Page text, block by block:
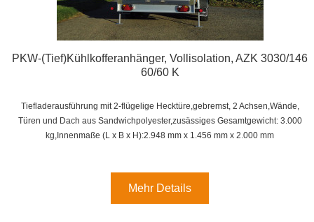
PKW-(Tief)Kühlkofferanhänger, Vollisolation, AZK 3030/146
60/60 K
Tiefladerausführung mit 2-flügelige Hecktüre,gebremst, 2 Achsen, Wände,
Türen und Dach aus Sandwichpolyester,zusässiges Gesamtgewicht: 3.000
kg, Innenmaße (L x B x H):2.948 mm x 1.456 mm x 2.000 mm
Mehr Details